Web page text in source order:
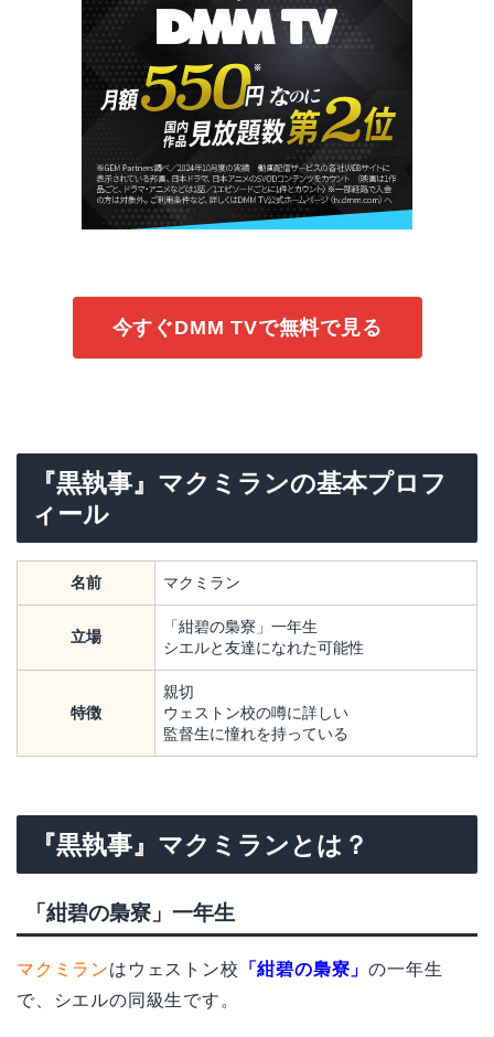
今すぐDMM TVで無料で見る
『黒執事』マクミランの基本プロフ
ィール
名前 マクミラン
立場
「紺碧の梟寮」一年生
シエルと友達になれた可能性
特徴
親切
ウェストン校の噂に詳しい
監督生に憧れを持っている
『黒執事』マクミランとは？
「紺碧の梟寮」一年生
マクミランはウェストン校 「紺碧の梟寮」の一年生
で、シエルの同級生です。